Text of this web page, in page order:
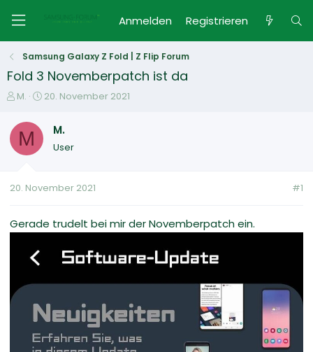
Anmelden Registrieren
Samsung Galaxy Z Fold | Z Flip Forum
Fold 3 Novemberpatch ist da
E
s
e
e
M.
E
t
m
20. November 2021
M M.
User
20. November 2021 #1
Gerade trudelt bei mir der Novemberpatch ein.